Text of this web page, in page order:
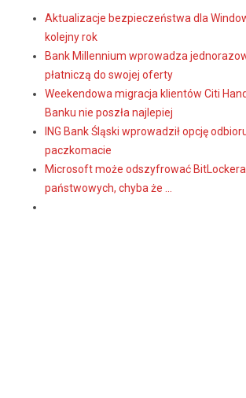
Aktualizacje bezpieczeństwa dla
kolejny rok
Bank Millennium wprowadza
płatniczą do swojej oferty
Weekendowa migracja klientów Citi
Banku nie poszła najlepiej
ING Bank Śląski wprowadził opcję
paczkomacie
Microsoft może odszyfrować
państwowych, chyba że ...